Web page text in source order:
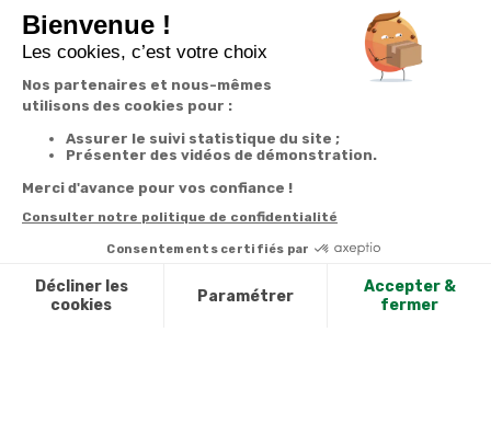
Garantie
2 ans
Livraison
à la carte
Votre
commande
Suivi de
commande
Nos services
Abonnement à la
newsletter
Contactez-nous
Messenger
Téléphone